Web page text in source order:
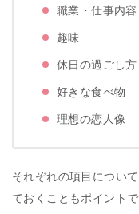
職業・仕事内容
趣味
休日の過ごし方
好きな食べ物
理想の恋人像
それぞれの項目につい
ておくこともポイントで